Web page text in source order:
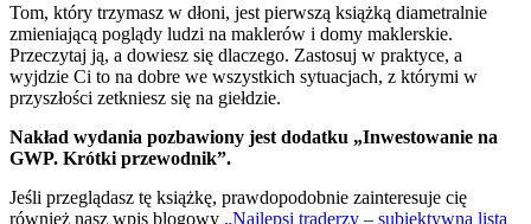
Tom, który trzymasz w dłoni, jest pierwszą książką diametralnie
zmieniającą poglądy ludzi na maklerów i domy maklerskie.
Przeczytaj ją, a dowiesz się dlaczego. Zastosuj w praktyce, a
wyjdzie Ci to na dobre we wszystkich sytuacjach, z którymi w
przyszłości zetkniesz się na giełdzie.
Nakład wydania pozbawiony jest dodatku „Inwestowanie na
GWP. Krótki przewodnik”.
Jeśli przeglądasz tę książkę, prawdopodobnie zainteresuje cię
również nasz wpis blogowy „Najlepsi traderzy – subiektywna lista